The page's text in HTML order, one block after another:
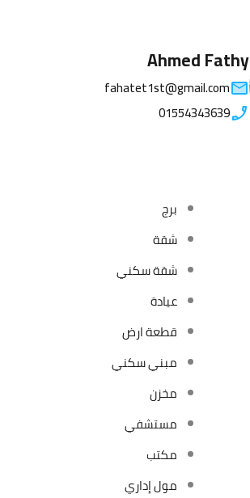
Ahmed Fathy
fahatet1st@gmail.com
01554343639
برج
شقة
شقة سكني
عيادة
قطعة ارض
مبني سكني
مخزن
مستشفي
مكتب
مول إداري